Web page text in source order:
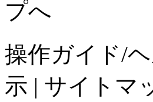
操作ガイド/
示 | サイトマ